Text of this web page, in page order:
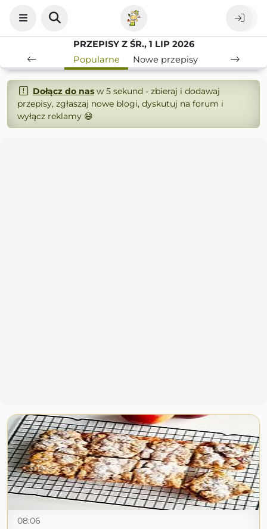
PRZEPISY Z ŚR., 1 LIP 2026
Popularne
Nowe przepisy
Dołącz do nasw 5 sekund - zbieraj i dodawaj
przepisy, zgłaszaj nowe blogi, dyskutuj na forum i
wyłącz reklamy 😄
08:06